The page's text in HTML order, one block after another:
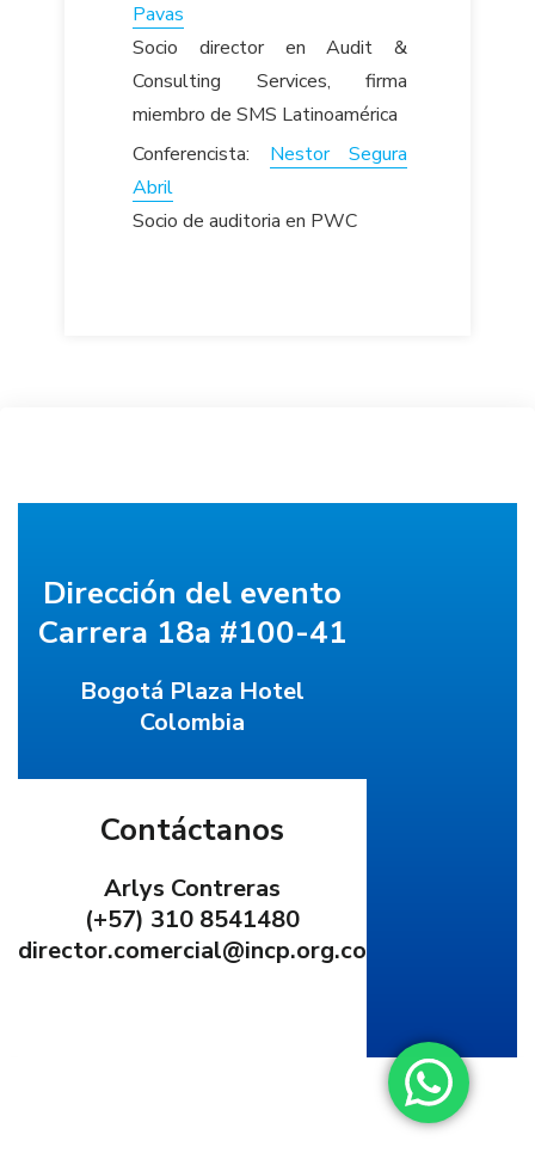
Pavas
Socio director en Audit &
Consulting Services, firma
miembro de SMS Latinoamérica
Conferencista: Nestor Segura
Abril
Socio de auditoria en PWC
Dirección del evento
Carrera 18a #100-41
Bogotá Plaza Hotel
Colombia
Contáctanos
Arlys Contreras
(+57) 310 8541480
director.comercial@incp.org.co